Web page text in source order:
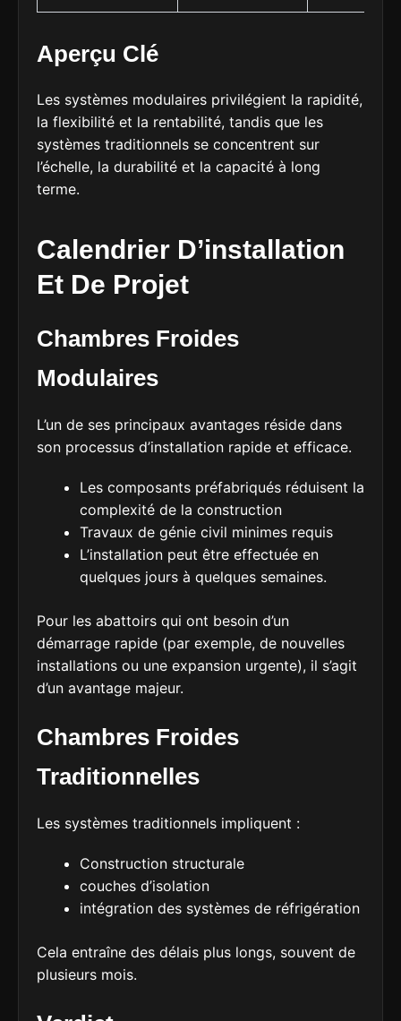
Aperçu Clé
Les systèmes modulaires privilégient la rapidité,
la flexibilité et la rentabilité, tandis que les
systèmes traditionnels se concentrent sur
l’échelle, la durabilité et la capacité à long
terme.
Calendrier D’installation
Et De Projet
Chambres Froides
Modulaires
L’un de ses principaux avantages réside dans
son processus d’installation rapide et efficace.
Les composants préfabriqués réduisent la
complexité de la construction
Travaux de génie civil minimes requis
L’installation peut être effectuée en
quelques jours à quelques semaines.
Pour les abattoirs qui ont besoin d’un
démarrage rapide (par exemple, de nouvelles
installations ou une expansion urgente), il s’agit
d’un avantage majeur.
Chambres Froides
Traditionnelles
Les systèmes traditionnels impliquent :
Construction structurale
couches d’isolation
intégration des systèmes de réfrigération
Cela entraîne des délais plus longs, souvent de
plusieurs mois.